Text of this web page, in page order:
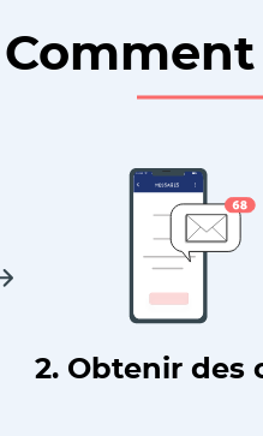
2. Obtenir des